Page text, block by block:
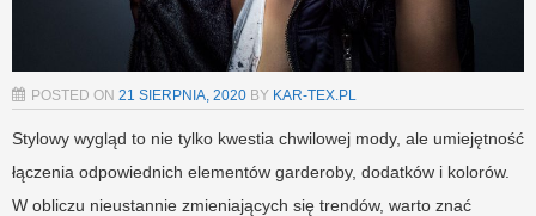
POSTED ON 21 SIERPNIA, 2020 BY KAR-TEX.PL
Stylowy wygląd to nie tylko kwestia chwilowej mody, ale umiejętność
łączenia odpowiednich elementów garderoby, dodatków i kolorów.
W obliczu nieustannie zmieniających się trendów, warto znać